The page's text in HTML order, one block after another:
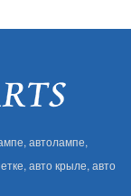
автолампе,
авто крыле, авто